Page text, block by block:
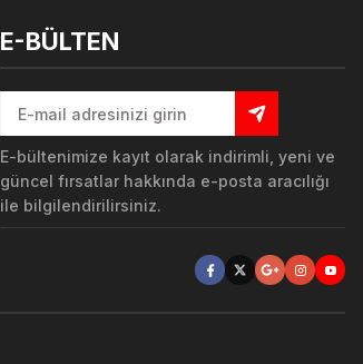
E-BÜLTEN
E-bültenimize kayıt olarak indirimli, yeni ve
güncel fırsatlar hakkında e-posta aracılığı
ile bilgilendirilirsiniz.